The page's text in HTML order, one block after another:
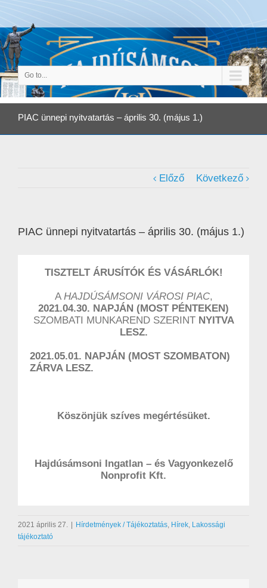
Go to...
PIAC ünnepi nyitvatartás – április 30. (május 1.)
Előző Következő
PIAC ünnepi nyitvatartás – április 30. (május 1.)
TISZTELT ÁRUSÍTÓK ÉS VÁSÁRLÓK!
A HAJDÚSÁMSONI VÁROSI PIAC,
2021.04.30. NAPJÁN (MOST PÉNTEKEN)
SZOMBATI MUNKAREND SZERINT NYITVA
LESZ.
2021.05.01. NAPJÁN (MOST SZOMBATON)
ZÁRVA LESZ.
Köszönjük szíves megértésüket.
Hajdúsámsoni Ingatlan – és Vagyonkezelő
Nonprofit Kft.
2021 április 27. Hírdetmények / Tájékoztatás, Hírek, Lakossági
tájékoztató